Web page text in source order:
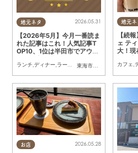
地元ネタ
東海市
,大府市 知多市 ,東
2026.05.31
【2026年5月】今月一番読ま
れた記事はこれ！人気記事T
OP10、1位は半田市でアウト
レット店舗「SKECHERS
（スケッチャーズ）」がオー
プン予定
ランチ,ディナー,ラーメン ,パン,カフェ スイーツ,
地元ネ
【続
ェ テ
大！現
カフェ,
お店 2026.05.28